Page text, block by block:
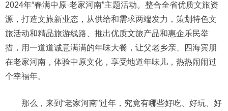
2024年“春满中原·老家河南”主题活动。整合全省优质文旅资
源，打造文旅新业态，从供给和需求两端发力，策划特色文
旅活动和精品旅游线路、推出优质文旅产品和惠企乐民举
措，用一道道诚意满满的年味大餐，让父老乡亲、四海宾朋
在老家河南，体验中原文化，享受地道年味儿，热热闹闹过
个幸福年。
那么，来到“老家河南”过年，究竟有哪些好吃、好玩、好